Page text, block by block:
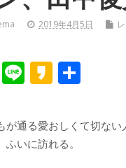
2019年4月5日
T Li
e
K
k
a
が通る愛おしくて切ない
いに訪れる。